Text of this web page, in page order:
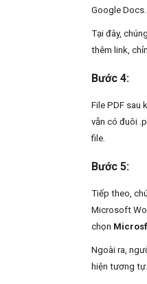
Google Docs.
Tại đây,
thêm link,
Bước 4:
File PDF sau
vẫn có đuôi
file.
Bước 5:
Tiếp theo,
Microsoft
chọn
Ngoài ra,
hiện tương tự.